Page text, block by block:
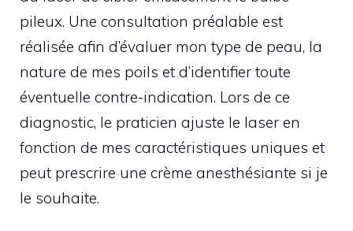
pileux. Une consultation préalable est
réalisée afin d’évaluer mon type de peau, la
nature de mes poils et d’identifier toute
éventuelle contre-indication. Lors de ce
diagnostic, le praticien ajuste le laser en
fonction de mes caractéristiques uniques et
peut prescrire une crème anesthésiante si je
le souhaite.